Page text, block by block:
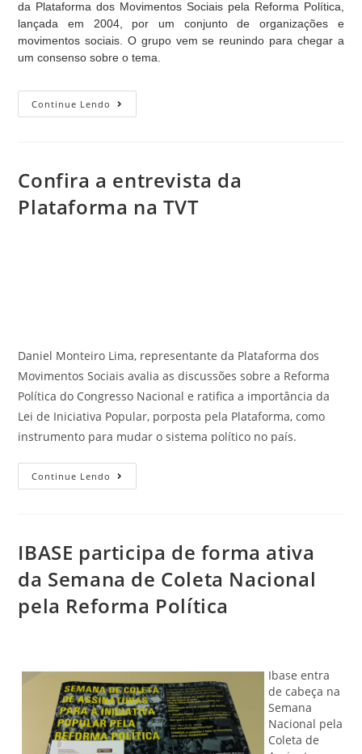
da Plataforma dos Movimentos Sociais pela Reforma Política,
lançada em 2004, por um conjunto de organizações e
movimentos sociais. O grupo vem se reunindo para chegar a
um consenso sobre o tema.
Continue Lendo
Confira a entrevista da
Plataforma na TVT
Daniel Monteiro Lima, representante da Plataforma dos
Movimentos Sociais avalia as discussões sobre a Reforma
Política do Congresso Nacional e ratifica a importância da
Lei de Iniciativa Popular, porposta pela Plataforma, como
instrumento para mudar o sistema político no país.
Continue Lendo
IBASE participa de forma ativa
da Semana de Coleta Nacional
pela Reforma Política
Ibase entra
de cabeça na
Semana
Nacional pela
Coleta de